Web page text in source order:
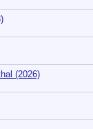
(2026)